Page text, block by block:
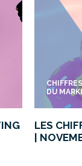
DU
LES
|